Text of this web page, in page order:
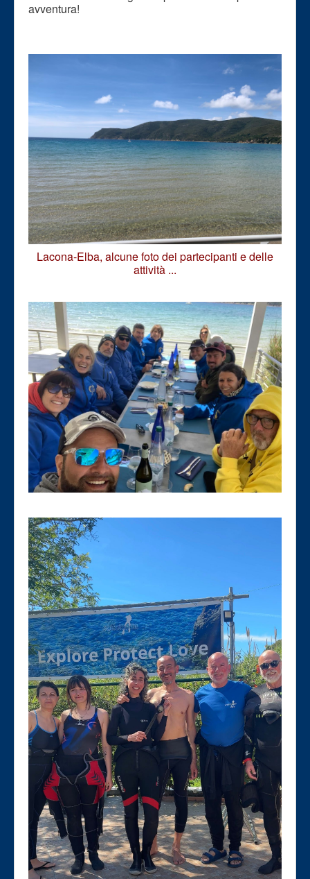
avventura!
Lacona-Elba, alcune foto dei partecipanti e delle
attività ...